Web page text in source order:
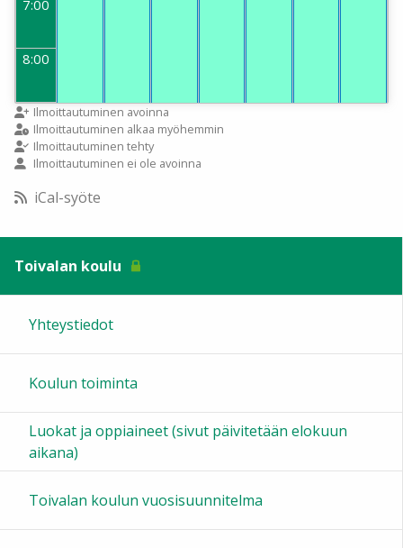
7:00
8:00
9:00
10:00
12:00
13:00
14:00
15:00
16:00
Ilmoittautuminen avoinna
Ilmoittautuminen alkaa myöhemmin
Ilmoittautuminen tehty
Ilmoittautuminen ei ole avoinna
iCal-syöte
Toivalan koulu
Yhteystiedot
Koulun toiminta
Luokat ja oppiaineet (sivut päivitetään elokuun
aikana)
Toivalan koulun vuosisuunnitelma